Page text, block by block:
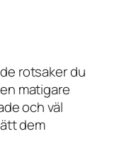
rotsaker du
matigare
och väl
dem